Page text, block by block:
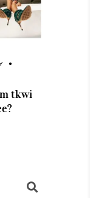
tkwi